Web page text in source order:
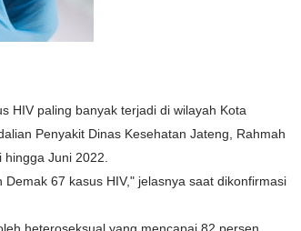
HIV paling banyak terjadi di wilayah Kota
Penyakit Dinas Kesehatan Jateng, Rahmah
Juni 2022.
67 kasus HIV," jelasnya saat dikonfirmasi